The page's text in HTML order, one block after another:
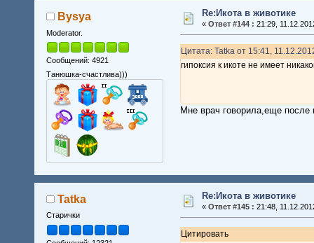
Bysya
Moderator.
Сообщений: 4921
Танюшка-счастлива)))
Re:Икота в животике
« Ответ #144 : 21:29,
Цитата: Tatka от 15:41,
гипоксия к икоте не имеет
Мне врач говорила,еще
Tatka
Старички
Re:Икота в животике
« Ответ #145 : 21:48,
Цитировать